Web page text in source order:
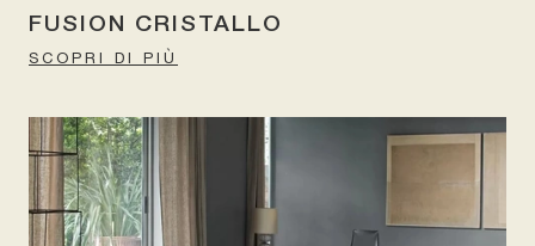
FUSION CRISTALLO
SCOPRI DI PIÙ